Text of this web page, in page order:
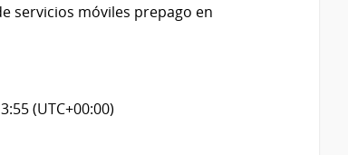
servicios móviles prepago en
(UTC+00:00)